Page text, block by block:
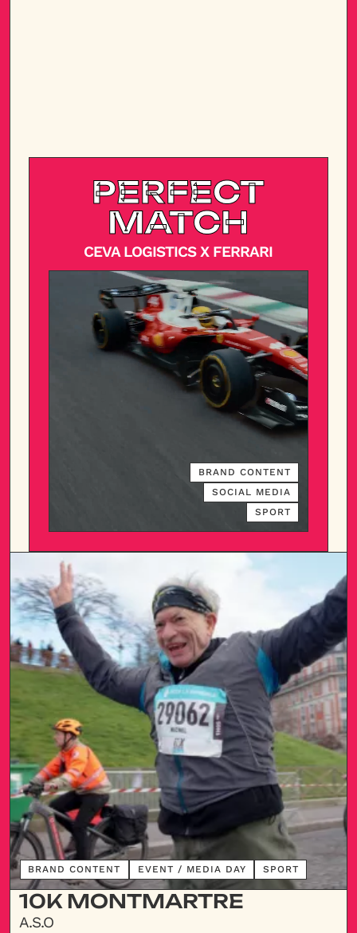
BRAND CONTENT
SOCIAL MEDIA
SPORT
PERFECT
MATCH
CEVA LOGISTICS X FERRARI
DÉCOUVRIR SPORT
EVENT / MEDIA DAY
BRAND CONTENT
10K MONTMARTRE
A.S.O